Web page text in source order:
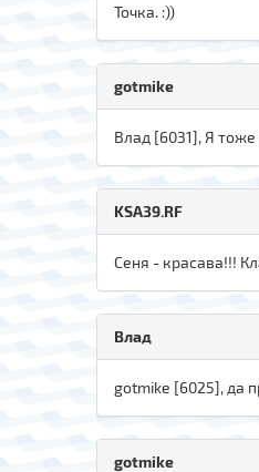
Точка. :))
gotmike
Влад [6031], Я
KSA39.RF
Сеня - красава!!!
Влад
gotmike [6025], да
gotmike